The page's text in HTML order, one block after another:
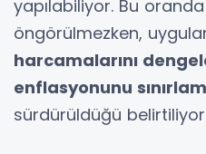
yapılabiliyor. Bu
öngörülmezken,
harcamalarını
enflasyonunu
sürdürüldüğü